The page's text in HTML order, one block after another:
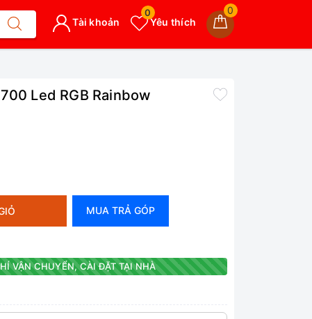
0
Yêu thích
0
Tài khoản
Led RGB Rainbow
MUA TRẢ GÓP
VẬN CHUYỂN, CÀI ĐẶT TẠI NHÀ